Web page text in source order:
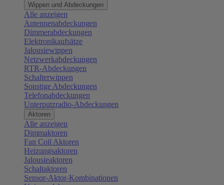
Wippen und Abdeckungen
Alle anzeigen
Antennenabdeckungen
Dimmerabdeckungen
Elektronikaufsätze
Jalousiewippen
Netzwerkabdeckungen
RTR-Abdeckungen
Schalterwippen
Sonstige Abdeckungen
Telefonabdeckungen
Unterputzradio-Abdeckungen
Aktoren
Alle anzeigen
Dimmaktoren
Fan Coil Aktoren
Heizungsaktoren
Jalousieaktoren
Schaltaktoren
Sensor-Aktor-Kombinationen